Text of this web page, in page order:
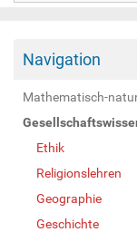
Navigation
Mathematisch-
Ethik
Religionslehren
Geographie
Geschichte